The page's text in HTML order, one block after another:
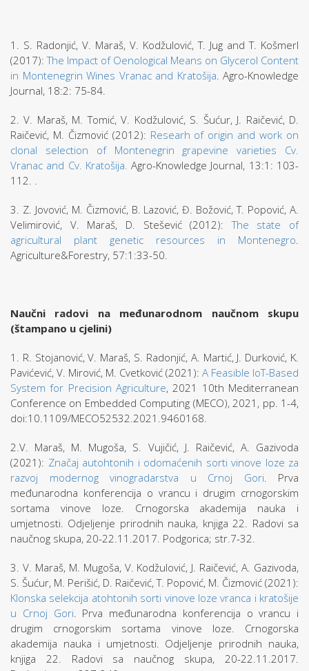
1. S. Radonjić, V. Maraš, V. Kodžulović, T. Jug and T. Košmerl
(2017):The Impact of Oenological Means on Glycerol Content
in Montenegrin Wines Vranac and Kratošija. Agro-Knowledge
Journal, 18:2: 75-84.
2. V. Maraš, M. Tomić, V. Kodžulović, S. Šućur, J. Raičević, D.
Raičević, M. Čizmović (2012): Researh of origin and work on
clonal selection of Montenegrin grapevine varieties Cv.
Vranac and Cv. Kratošija. Agro-Knowledge Journal, 13:1: 103-
112. .
3. Z. Jovović, M. Čizmović, B. Lazović, Đ. Božović, T. Popović, A.
Vеlimirović, V. Maraš, D. Stešević (2012):The state of
agricultural plant genetic resources in Montenegro.
Agriculture&Forestry, 57:1:33-50.
Naučni radovi na međunarodnom naučnom skupu
(štampano u cjelini)
1. R. Stojanović, V. Maraš, S. Radonjić, A. Martić, J. Durković, K.
Pavićević, V. Mirović, M. Cvetković (2021): A Feasible IoT-Based
System for Precision Agriculture, 2021 10th Mediterranean
Conference on Embedded Computing (MECO), 2021, pp. 1-4,
doi:10.1109/MECO52532.2021.9460168.
2.V. Maraš, M. Mugoša, S. Vujičić, J. Raičević, A. Gazivoda
(2021): Značaj autohtonih i odomaćenih sorti vinove loze za
razvoj modernog vinogradarstva u Crnoj Gori. Prva
međunarodna konferencija o vrancu i drugim crnogorskim
sortama vinove loze. Crnogorska akademija nauka i
umjetnosti. Odjeljenje prirodnih nauka, knjiga 22. Radovi sa
naučnog skupa, 20-22.11.2017. Podgorica; str.7-32.
3. V. Maraš, M. Mugoša, V. Kodžulović, J. Raičević, A. Gazivoda,
S. Šućur, M. Perišić, D. Raičević, T. Popović, M. Čizmović (2021):
Klonska selekcija atohtonih sorti vinove loze vranca i kratošije
u Crnoj Gori. Prva međunarodna konferencija o vrancu i
drugim crnogorskim sortama vinove loze. Crnogorska
akademija nauka i umjetnosti. Odjeljenje prirodnih nauka,
knjiga 22. Radovi sa naučnog skupa, 20-22.11.2017.